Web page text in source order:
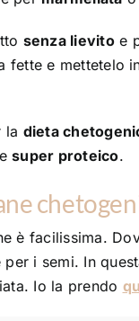
senza lievitoe
fette e mettetelo
la dieta
super proteico.
è facilissima.
i semi. In
Io la prendo